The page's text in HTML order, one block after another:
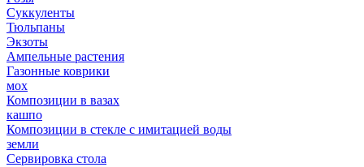
Суккуленты
Тюльпаны
Экзоты
Ампельные растения
Газонные коврики
мох
Композиции в вазах
кашпо
Композиции в стекле с имитацией воды
земли
Сервировка стола